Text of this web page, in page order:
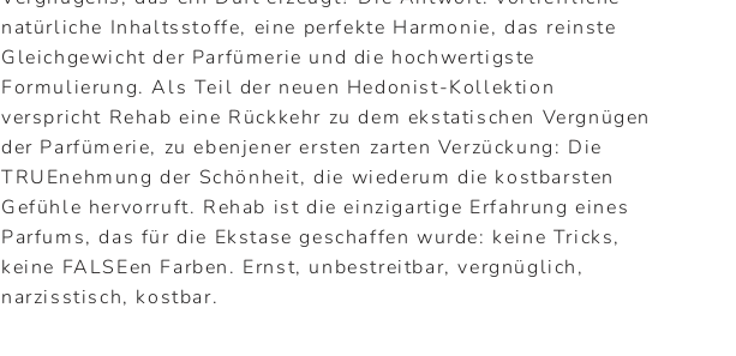
natürliche Inhaltsstoffe, eine perfekte Harmonie, das reinste
Gleichgewicht der Parfümerie und die hochwertigste
Formulierung. Als Teil der neuen Hedonist-Kollektion
verspricht Rehab eine Rückkehr zu dem ekstatischen Vergnügen
der Parfümerie, zu ebenjener ersten zarten Verzückung: Die
TRUEnehmung der Schönheit, die wiederum die kostbarsten
Gefühle hervorruft. Rehab ist die einzigartige Erfahrung eines
Parfums, das für die Ekstase geschaffen wurde: keine Tricks,
keine FALSEen Farben. Ernst, unbestreitbar, vergnüglich,
narzisstisch, kostbar.